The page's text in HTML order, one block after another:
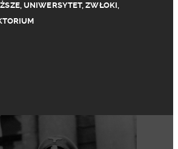
,UNIWERSYTET,ZWŁOKI,